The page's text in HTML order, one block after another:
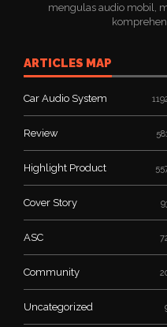
mengulas audio mobil,
ARTICLES MAP
Car Audio System
Review
Highlight Product
Cover Story
ASC
Community
Uncategorized